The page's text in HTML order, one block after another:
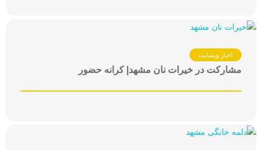
اخبار وبسایت
مشارکت در خیرات نان مشهد| کرانه حضور